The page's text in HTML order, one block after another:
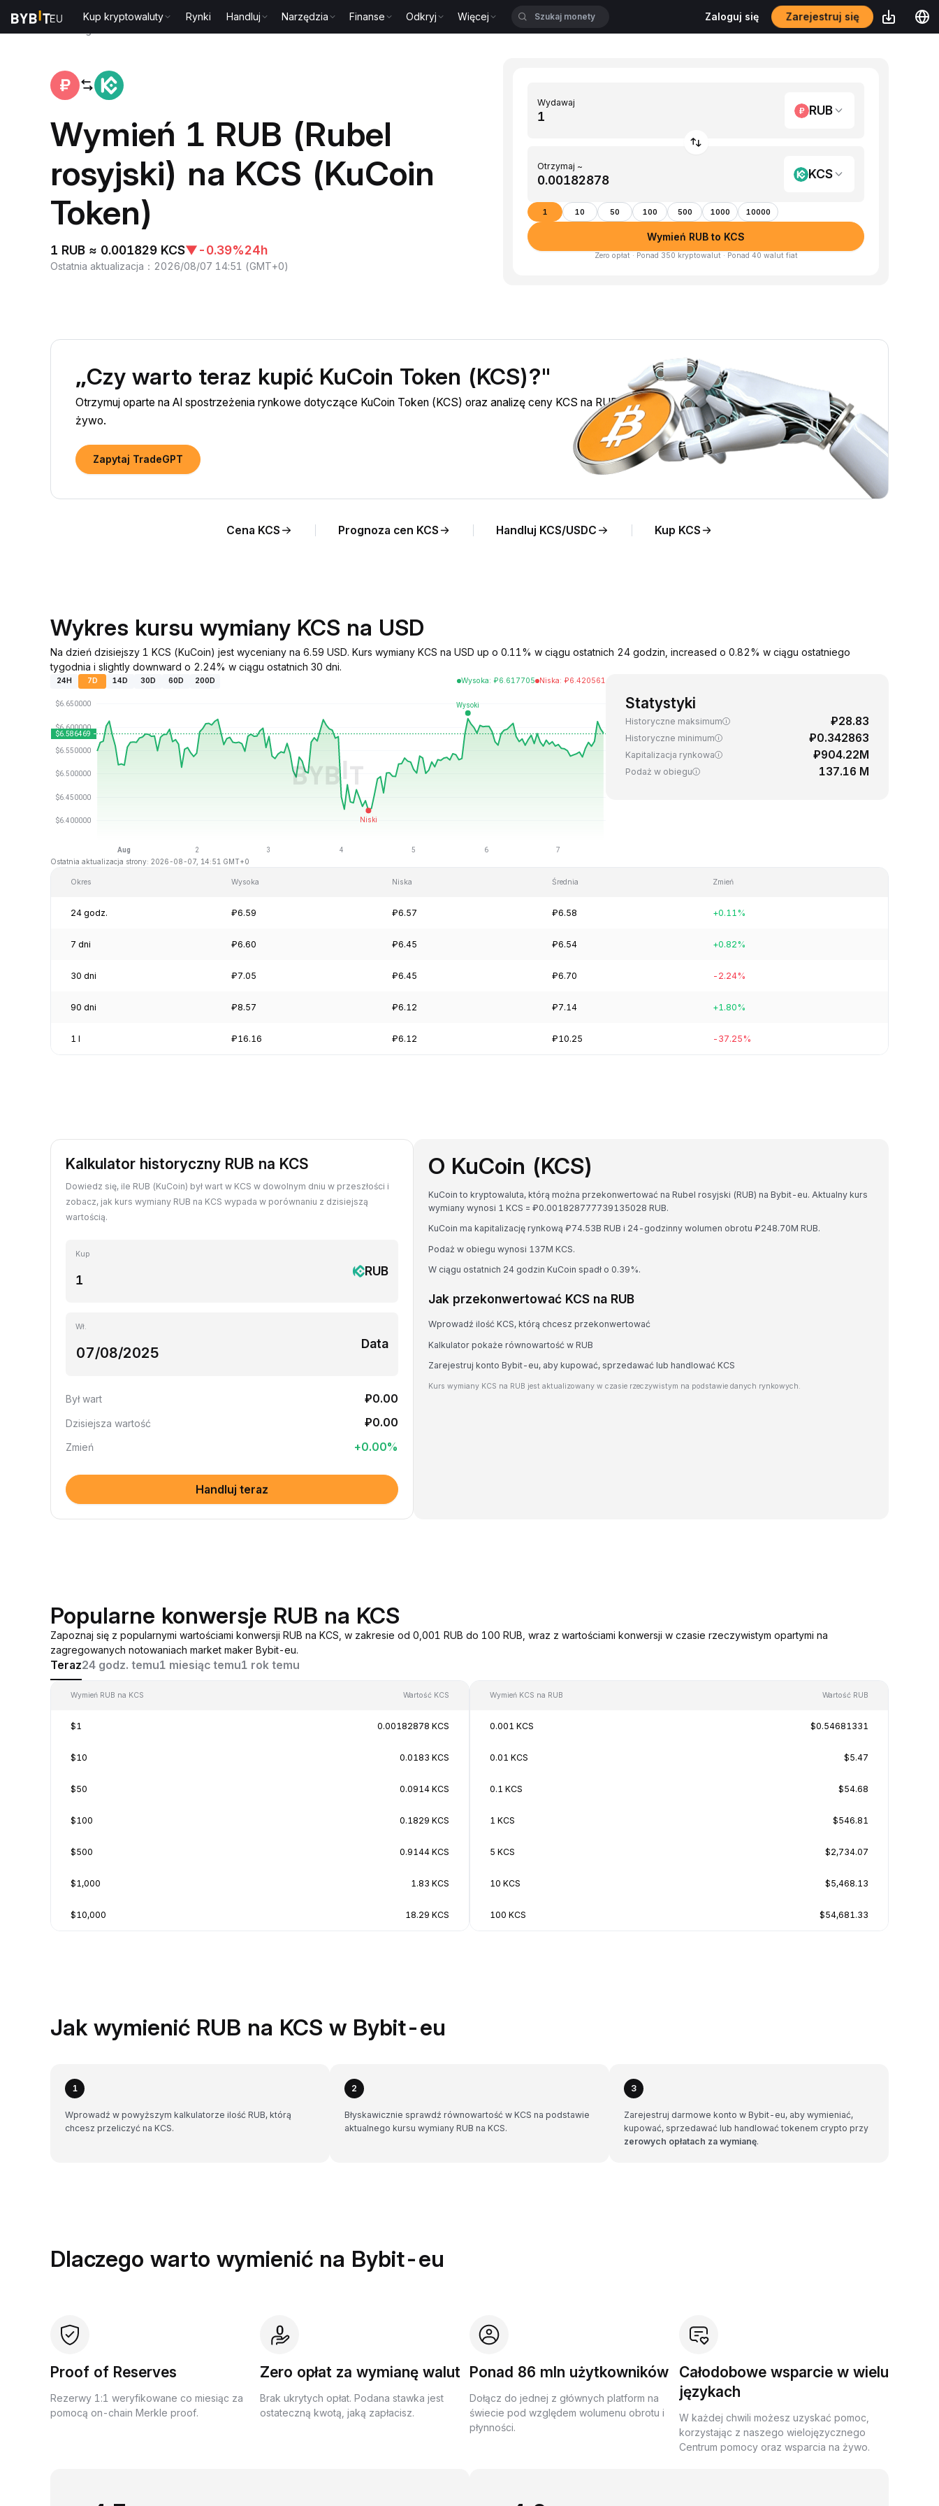
Kup kryptowaluty Rynki Handluj Narzędzia Finanse Odkryj Więcej Zaloguj się Zarejestruj się
Wymień 1 RUB (Rubel
rosyjski) na KCS (KuCoin
Token)
1 RUB ≈ 0.001829 KCS▼-0.39%24h
Ostatnia aktualizacja ： 2026/08/07 14:51 (GMT+0)
Wydawaj
RUB
Otrzymaj ~
KCS
1 10 50 100 500 1000 10000
Wymień RUB to KCS
Zero opłat · Ponad 350 kryptowalut · Ponad 40 walut fiat
„Czy warto teraz kupić KuCoin Token (KCS)?"
Otrzymuj oparte na AI spostrzeżenia rynkowe dotyczące KuCoin Token (KCS) oraz analizę ceny KCS na RUB na
żywo.
Zapytaj TradeGPT
Cena KCS Prognoza cen KCS Handluj KCS/USDC Kup KCS
Wykres kursu wymiany KCS na USD
Na dzień dzisiejszy 1 KCS (KuCoin) jest wyceniany na 6.59 USD. Kurs wymiany KCS na USD up o 0.11% w ciągu ostatnich 24 godzin, increased o 0.82% w ciągu ostatniego
tygodnia i slightly downward o 2.24% w ciągu ostatnich 30 dni.
24H 7D 14D 30D 60D 200D Wysoka: ₽6.617705 Niska: ₽6.420561
Ostatnia aktualizacja strony: 2026-08-07, 14:51 GMT+0
Statystyki
Historyczne maksimum ₽28.83
Historyczne minimum ₽0.342863
Kapitalizacja rynkowa ₽904.22M
Podaż w obiegu 137.16 M
Okres Wysoka Niska Średnia Zmień
24 godz. ₽6.59 ₽6.57 ₽6.58 +0.11%
7 dni ₽6.60 ₽6.45 ₽6.54 +0.82%
30 dni ₽7.05 ₽6.45 ₽6.70 -2.24%
90 dni ₽8.57 ₽6.12 ₽7.14 +1.80%
1 l ₽16.16 ₽6.12 ₽10.25 -37.25%
Kalkulator historyczny RUB na KCS
Dowiedz się, ile RUB (KuCoin) był wart w KCS w dowolnym dniu w przeszłości i
zobacz, jak kurs wymiany RUB na KCS wypada w porównaniu z dzisiejszą
wartością.
Kup
RUB
Wł.
Data
Był wart ₽0.00
Dzisiejsza wartość ₽0.00
Zmień +0.00%
Handluj teraz
O KuCoin (KCS)
KuCoin to kryptowaluta, którą można przekonwertować na Rubel rosyjski (RUB) na Bybit-eu. Aktualny kurs
wymiany wynosi 1 KCS = ₽0.001828777739135028 RUB.
KuCoin ma kapitalizację rynkową ₽74.53B RUB i 24-godzinny wolumen obrotu ₽248.70M RUB.
Podaż w obiegu wynosi 137M KCS.
W ciągu ostatnich 24 godzin KuCoin spadł o 0.39%.
Jak przekonwertować KCS na RUB
Wprowadź ilość KCS, którą chcesz przekonwertować
Kalkulator pokaże równowartość w RUB
Zarejestruj konto Bybit-eu, aby kupować, sprzedawać lub handlować KCS
Kurs wymiany KCS na RUB jest aktualizowany w czasie rzeczywistym na podstawie danych rynkowych.
Popularne konwersje RUB na KCS
Zapoznaj się z popularnymi wartościami konwersji RUB na KCS, w zakresie od 0,001 RUB do 100 RUB, wraz z wartościami konwersji w czasie rzeczywistym opartymi na
zagregowanych notowaniach market maker Bybit-eu.
Teraz24 godz. temu1 miesiąc temu1 rok temu
Wymień RUB na KCS Wartość KCS
$1 0.00182878 KCS
$10 0.0183 KCS
$50 0.0914 KCS
$100 0.1829 KCS
$500 0.9144 KCS
$1,000 1.83 KCS
$10,000 18.29 KCS
Wymień KCS na RUB Wartość RUB
0.001 KCS $0.54681331
0.01 KCS $5.47
0.1 KCS $54.68
1 KCS $546.81
5 KCS $2,734.07
10 KCS $5,468.13
100 KCS $54,681.33
Jak wymienić RUB na KCS w Bybit-eu
1
Wprowadź w powyższym kalkulatorze ilość RUB, którą
chcesz przeliczyć na KCS.
2
Błyskawicznie sprawdź równowartość w KCS na podstawie
aktualnego kursu wymiany RUB na KCS.
3
Zarejestruj darmowe konto w Bybit-eu, aby wymieniać,
kupować, sprzedawać lub handlować tokenem crypto przy
zerowych opłatach za wymianę.
Dlaczego warto wymienić na Bybit-eu
Proof of Reserves
Rezerwy 1:1 weryfikowane co miesiąc za
pomocą on-chain Merkle proof.
Zero opłat za wymianę walut
Brak ukrytych opłat. Podana stawka jest
ostateczną kwotą, jaką zapłacisz.
Ponad 86 mln użytkowników
Dołącz do jednej z głównych platform na
świecie pod względem wolumenu obrotu i
płynności.
Całodobowe wsparcie w wielu
językach
W każdej chwili możesz uzyskać pomoc,
korzystając z naszego wielojęzycznego
Centrum pomocy oraz wsparcia na żywo.